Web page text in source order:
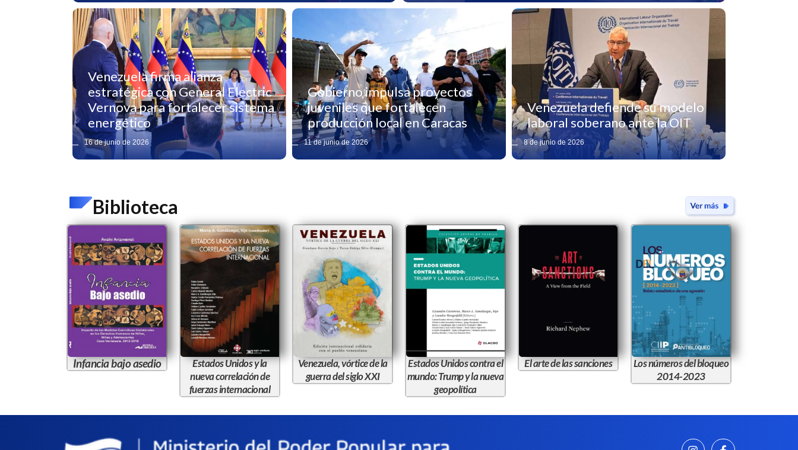
Venezuela firma alianza
estratégica con General Electric
Vernova para fortalecer sistema
energético
16 de junio de 2026
Gobierno impulsa proyectos
juveniles que fortalecen
producción local en Caracas
11 de junio de 2026
Venezuela defiende su modelo
laboral soberano ante la OIT
8 de junio de 2026
Biblioteca
Infancia bajo asedio
Estados Unidos y la
nueva correlación de
fuerzas internacional
Venezuela, vórtice de la
guerra del siglo XXI
Estados Unidos contra el
mundo: Trump y la nueva
geopolítica
El arte de las sanciones
Los números del bloqueo
2014-2023